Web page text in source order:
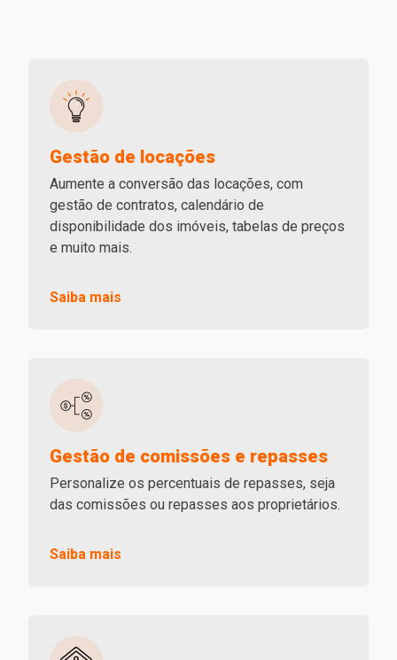
Gestão de locações
Aumente a conversão das locações, com
gestão de contratos, calendário de
disponibilidade dos imóveis, tabelas de preços
e muito mais.
Saiba mais
Gestão de comissões e repasses
Personalize os percentuais de repasses, seja
das comissões ou repasses aos proprietários.
Saiba mais